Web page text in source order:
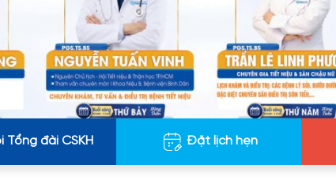
Tổng đài CSKH Đặt lịch hẹn